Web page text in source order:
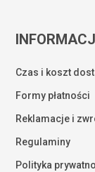
Czas i koszt
Formy płatności
Reklamacje i
Regulaminy
Polityka